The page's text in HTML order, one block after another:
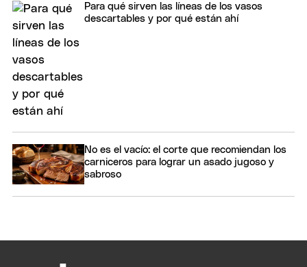
Para qué sirven las líneas de los vasos
descartables y por qué están ahí
No es el vacío: el corte que recomiendan los
carniceros para lograr un asado jugoso y
sabroso